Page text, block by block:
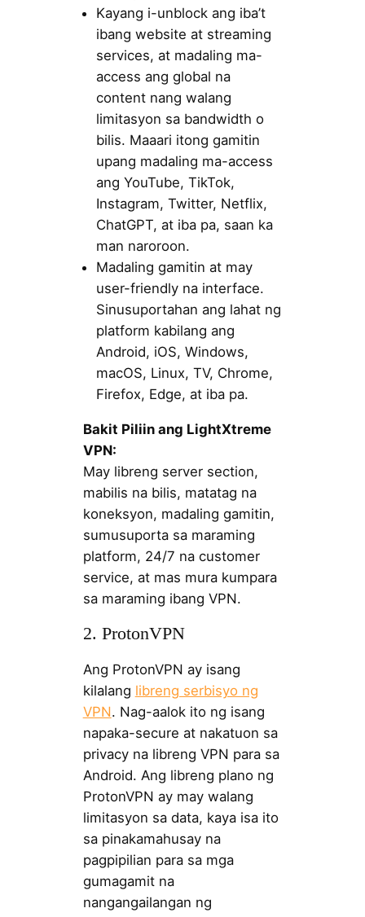
Kayang i-unblock ang iba’t
ibang website at streaming
services, at madaling ma-
access ang global na
content nang walang
limitasyon sa bandwidth o
bilis. Maaari itong gamitin
upang madaling ma-access
ang YouTube, TikTok,
Instagram, Twitter, Netflix,
ChatGPT, at iba pa, saan ka
man naroroon.
Madaling gamitin at may
user-friendly na interface.
Sinusuportahan ang lahat ng
platform kabilang ang
Android, iOS, Windows,
macOS, Linux, TV, Chrome,
Firefox, Edge, at iba pa.
Bakit Piliin ang LightXtreme
VPN:
May libreng server section,
mabilis na bilis, matatag na
koneksyon, madaling gamitin,
sumusuporta sa maraming
platform, 24/7 na customer
service, at mas mura kumpara
sa maraming ibang VPN.
2. ProtonVPN
Ang ProtonVPN ay isang
kilalang libreng serbisyo ng
VPN. Nag-aalok ito ng isang
napaka-secure at nakatuon sa
privacy na libreng VPN para sa
Android. Ang libreng plano ng
ProtonVPN ay may walang
limitasyon sa data, kaya isa ito
sa pinakamahusay na
pagpipilian para sa mga
gumagamit na
nangangailangan ng